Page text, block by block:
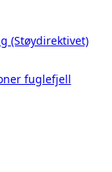
(Støydirektivet)
fuglefjell